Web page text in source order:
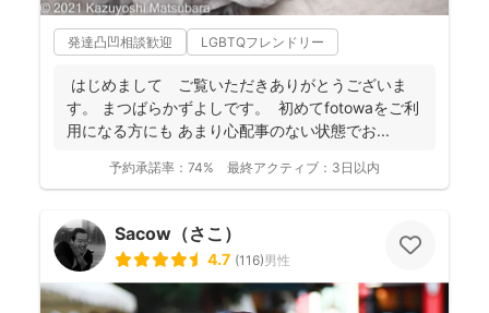
発達凸凹相談歓迎 LGBTQフレンドリー
はじめまして ご覧いただきありがとうございま
す。 まつばらかずよしです。 初めてfotowaをご利
用になる方にも あまり心配事のない状態でお...
予約承諾率： 74% 最終アクティブ： 3日以内
Sacow（さこ）
4.7 (116)男性